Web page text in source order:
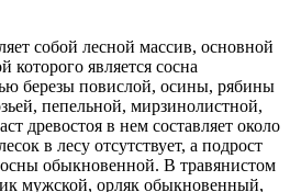
собой лесной массив, основной
является сосна
березы повислой, осины, рябины
пепельной, мирзинолистной,
древостоя в нем составляет около
в лесу отсутствует, а подрост
обыкновенной. В травянистом
мужской, орляк обыкновенный,